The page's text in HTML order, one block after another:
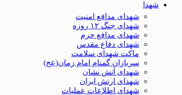
شهدا
شهدای مدافع امنیت
شهدای جنگ ۱۲ روزه
شهدای مدافع حرم
شهدای دفاع مقدس
ماکت شهدای سلامت
سربازان گمنام امام زمان(عج)
شهدای آتش نشان
شهدای ارتش ایران
شهدای اطلاعات عملیات